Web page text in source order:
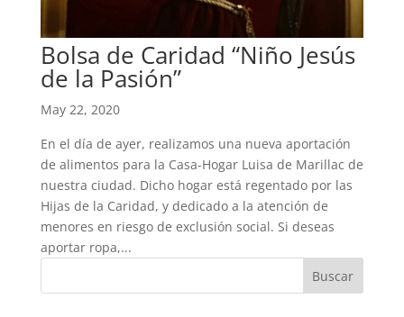
Bolsa de Caridad “Niño Jesús
de la Pasión”
May 22, 2020
En el día de ayer, realizamos una nueva aportación
de alimentos para la Casa-Hogar Luisa de Marillac de
nuestra ciudad. Dicho hogar está regentado por las
Hijas de la Caridad, y dedicado a la atención de
menores en riesgo de exclusión social. Si deseas
aportar ropa,...